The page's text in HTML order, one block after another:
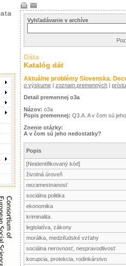
Vyhľadávanie v archíve
Dáta
Katalóg dát
Aktuálne problémy Slovenska.
o výskume | zoznam premenných |
Detail premennej o3a
Názov: o3a
Popis premennej: Q3.A. A v čom sú
Znenie otázky:
A v čom sú jeho nedostatky?
Popis
[Neidentifikovaný kód]
životná úroveň
nezamestnanosť
sociálna politika
ekonomika
kriminalita
legislatíva, zákony
morálka, medziľudské vzťahy
sociálna nerovnosť, nespravodlivosť
korupcia, protekcia, rodinkárstvo